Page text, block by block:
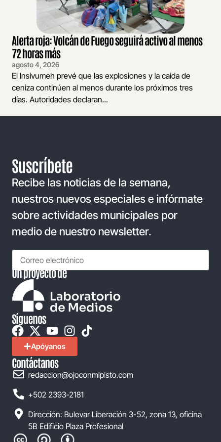
Alerta roja: Volcán de Fuego seguirá activo al menos
72 horas más
agosto 4, 2026
El Insivumeh prevé que las explosiones y la caída de
ceniza continúen al menos durante los próximos tres
días. Autoridades declaran...
Suscríbete
Recibe las noticias de la semana,
nuestros nuevos especiales e infórmate
sobre actividades municipales por
medio de nuestro newsletter.
Un proyecto de
Síguenos
Apóyanos
Contáctanos
redaccion@ojoconmipisto.com
+502 2393-2181
Dirección: Bulevar Liberación 3-52, zona 13, oficina
5B Edificio Plaza Profesional